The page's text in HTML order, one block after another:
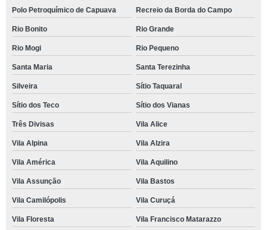
Polo Petroquímico de Capuava Recreio da Borda do Campo
Rio Bonito Rio Grande
Rio Mogi Rio Pequeno
Santa Maria Santa Terezinha
Silveira Sítio Taquaral
Sítio dos Teco Sítio dos Vianas
Três Divisas Vila Alice
Vila Alpina Vila Alzira
Vila América Vila Aquilino
Vila Assunção Vila Bastos
Vila Camilópolis Vila Curuçá
Vila Floresta Vila Francisco Matarazzo